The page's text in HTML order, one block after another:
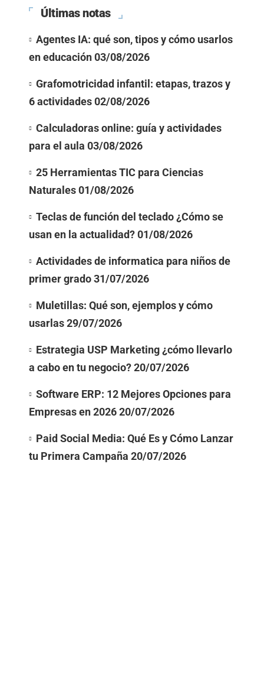
Últimas notas
Agentes IA: qué son, tipos y cómo usarlos
en educación03/08/2026
Grafomotricidad infantil: etapas, trazos y
6 actividades02/08/2026
Calculadoras online: guía y actividades
para el aula 03/08/2026
25 Herramientas TIC para Ciencias
Naturales01/08/2026
Teclas de función del teclado ¿Cómo se
usan en la actualidad?01/08/2026
Actividades de informatica para niños de
primer grado31/07/2026
Muletillas: Qué son, ejemplos y cómo
usarlas29/07/2026
Estrategia USP Marketing ¿cómo llevarlo
a cabo en tu negocio?20/07/2026
Software ERP: 12 Mejores Opciones para
Empresas en 202620/07/2026
Paid Social Media: Qué Es y Cómo Lanzar
tu Primera Campaña 20/07/2026